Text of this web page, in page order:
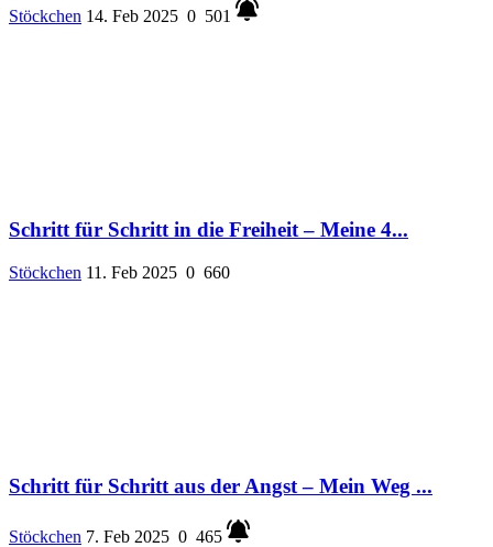
Stöckchen 14. Feb 2025 0 501
Schritt für Schritt in die Freiheit – Meine 4...
Stöckchen 11. Feb 2025 0 660
Schritt für Schritt aus der Angst – Mein Weg ...
Stöckchen 7. Feb 2025 0 465